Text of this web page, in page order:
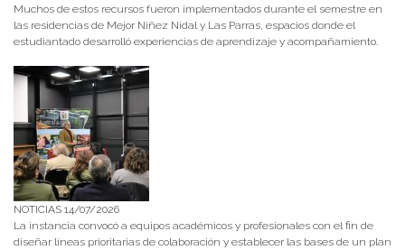
Muchos de estos recursos fueron implementados durante el semestre en
las residencias de Mejor Niñez Nidal y Las Parras, espacios donde el
estudiantado desarrolló experiencias de aprendizaje y acompañamiento.
NOTICIAS 14/07/2026
La instancia convocó a equipos académicos y profesionales con el fin de
diseñar líneas prioritarias de colaboración y establecer las bases de un plan